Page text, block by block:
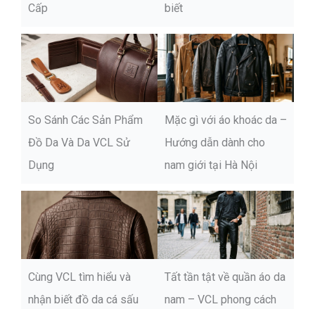
Cấp
biết
So Sánh Các Sản Phẩm
Đồ Da Và Da VCL Sử
Dụng
Mặc gì với áo khoác da –
Hướng dẫn dành cho
nam giới tại Hà Nội
Cùng VCL tìm hiểu và
nhận biết đồ da cá sấu
Tất tần tật về quần áo da
nam – VCL phong cách